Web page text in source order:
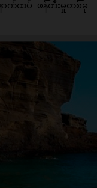
က်ထပ် ဖန်တီးမှုတစ်ခု